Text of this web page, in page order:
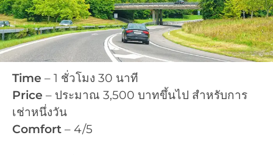
Time – 1 ชั่วโมง 30 นาที
Price – ประมาณ 3,500 บาทขึ้นไป สำหรับการ
เช่าหนึ่งวัน
Comfort – 4/5